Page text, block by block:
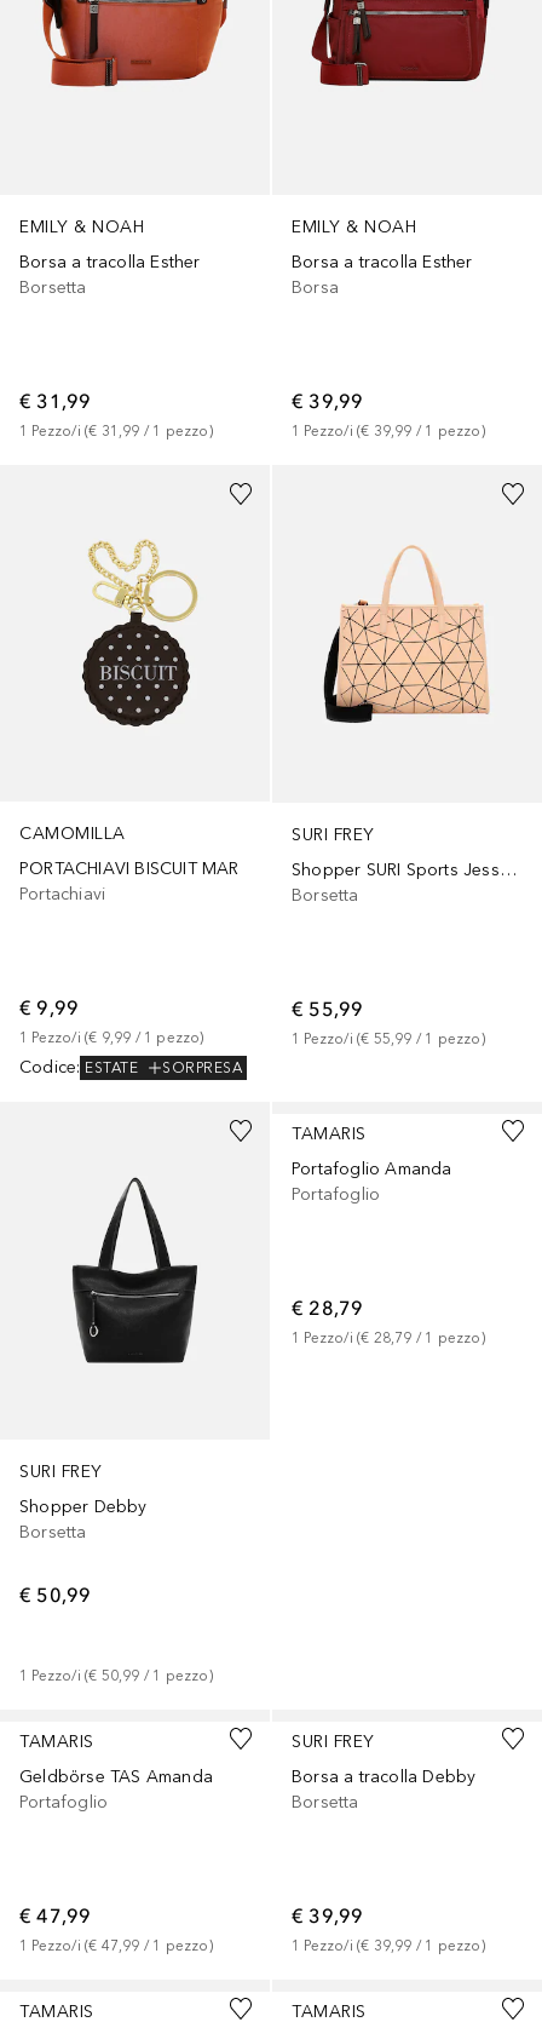
EMILY & NOAH
Borsa a tracolla Esther
Borsetta
€ 31,99
1 Pezzo/i (€ 31,99 / 1 pezzo)
EMILY & NOAH
Borsa a tracolla Esther
Borsa
€ 39,99
1 Pezzo/i (€ 39,99 / 1 pezzo)
CAMOMILLA
PORTACHIAVI BISCUIT MAR
Portachiavi
€ 9,99
1 Pezzo/i (€ 9,99 / 1 pezzo)
Codice: ESTATE SORPRESA
SURI FREY
Shopper SURI Sports Jessy-Lu
Borsetta
€ 55,99
1 Pezzo/i (€ 55,99 / 1 pezzo)
SURI FREY
Shopper Debby
Borsetta
€ 50,99
1 Pezzo/i (€ 50,99 / 1 pezzo)
TAMARIS
Portafoglio Amanda
Portafoglio
€ 28,79
1 Pezzo/i (€ 28,79 / 1 pezzo)
TAMARIS
Geldbörse TAS Amanda
Portafoglio
€ 47,99
1 Pezzo/i (€ 47,99 / 1 pezzo)
SURI FREY
Borsa a tracolla Debby
Borsetta
€ 39,99
1 Pezzo/i (€ 39,99 / 1 pezzo)
TAMARIS TAMARIS